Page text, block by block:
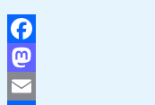
Facebook
Mastodon